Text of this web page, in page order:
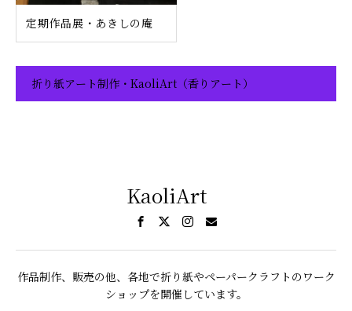
定期作品展・あきしの庵
折り紙アート制作・KaoliArt（香りアート）
KaoliArt
作品制作、販売の他、各地で折り紙やペーパークラフトのワーク
ショップを開催しています。